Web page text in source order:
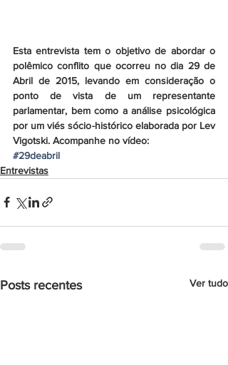
Esta entrevista tem o objetivo de abordar o
polêmico conflito que ocorreu no dia 29 de
Abril de 2015, levando em consideração o
ponto de vista de um representante
parlamentar, bem como a análise psicológica
por um viés sócio-histórico elaborada por Lev
Vigotski. Acompanhe no vídeo:
#29deabril
Entrevistas
Posts recentes Ver tudo